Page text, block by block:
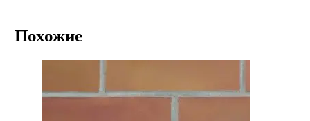
Похожие